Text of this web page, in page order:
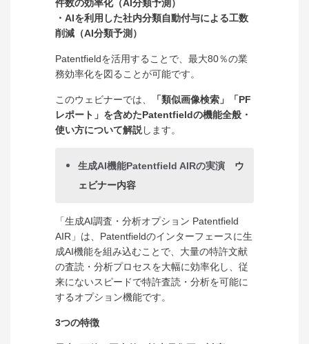
件数の効率化（AI分類予測）
・AIを利用した社内分類自動付与による工数
削減（AI分類予測）
Patentfieldを活用することで、最大80％の業
務効率化を図ることが可能です。
このウェビナーでは、
「類似画像検索」「PF
レポート」を含めたPatentfieldの機能全般・
使い方について解説します。
生成AI機能Patentfield AIRの実演 ウ
ェビナー内容
「生成AI調査・分析オプション Patentfield
AIR」は、Patentfieldのインターフェースに生
成AI機能を組み込むことで、大量の特許文献
の査読・分析プロセスを大幅に効率化し、従
来にないスピードで特許査読・分析を可能に
するオプション機能です。
3つの特徴